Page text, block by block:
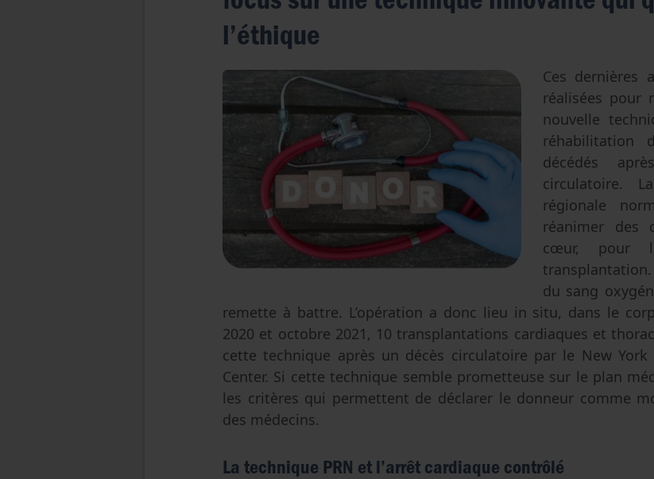
Avortement
Filiation & accès aux
Genre & sexualité
Transhumanisme
Intelligence artificielle
l’éthique
Ces dernières
réalisées pour
nouvelle
réhabilitation
décédés
circulatoire.
régionale
réanimer des
cœur, pour
du sang
remette à battre. L’opération a donc lieu in situ, dans le
2020 et octobre 2021, 10 transplantations cardiaques et
cette technique après un décès circulatoire par le New York
Center. Si cette technique semble prometteuse sur le plan
les critères qui permettent de déclarer le donneur comme
des médecins.
La technique PRN et l’arrêt cardiaque contrôlé